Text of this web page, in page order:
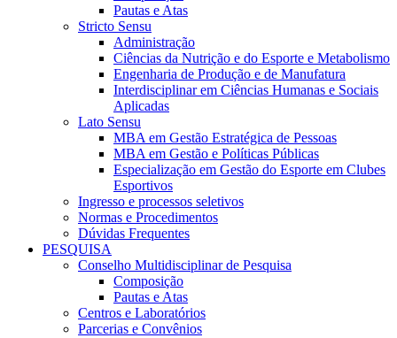
Pautas e Atas
Stricto Sensu
Administração
Ciências da Nutrição e do Esporte e Metabolismo
Engenharia de Produção e de Manufatura
Interdisciplinar em Ciências Humanas e Sociais
Aplicadas
Lato Sensu
MBA em Gestão Estratégica de Pessoas
MBA em Gestão e Políticas Públicas
Especialização em Gestão do Esporte em Clubes
Esportivos
Ingresso e processos seletivos
Normas e Procedimentos
Dúvidas Frequentes
PESQUISA
Conselho Multidisciplinar de Pesquisa
Composição
Pautas e Atas
Centros e Laboratórios
Parcerias e Convênios